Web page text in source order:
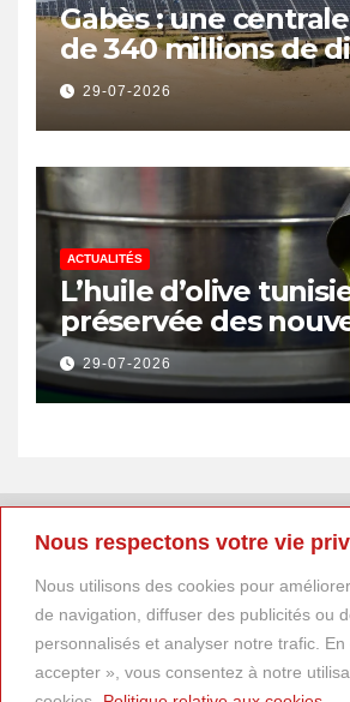
Nous respectons votre vie
Nous utilisons des cookies pour
de navigation, diffuser des publicités ou
personnalisés et analyser notre trafic.
accepter », vous consentez à notre
Gabès : une
de 340 millions de
pour renforcer la
énergétique et créer
emplois
29-07-2026
ACTUALITÉS
L’huile d’olive
préservée des
surtaxes
Donald Trump
29-07-2026